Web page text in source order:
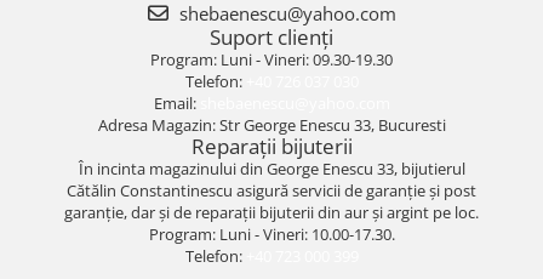
shebaenescu@yahoo.com
Suport clienți
Program: Luni - Vineri: 09.30-19.30
Telefon:
Email:
Adresa Magazin: Str George Enescu 33, Bucuresti
Reparații bijuterii
În incinta magazinului din George Enescu 33, bijutierul
Cătălin Constantinescu asigură servicii de garanție și post
garanție, dar și de reparații bijuterii din aur și argint pe loc.
Program: Luni - Vineri: 10.00-17.30.
Telefon: